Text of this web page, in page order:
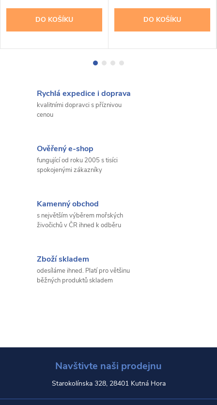
DO KOŠÍKU DO KOŠÍKU
Rychlá expedice i doprava
kvalitními dopravci s příznivou
cenou
Ověřený e-shop
fungující od roku 2005 s tisíci
spokojenými zákazníky
Kamenný obchod
s největším výběrem mořských
živočichů v ČR ihned k odběru
Zboží skladem
odesíláme ihned. Platí pro většinu
běžných produktů skladem
Navštivte naši prodejnu
Starokolínska 328, 28401 Kutná Hora